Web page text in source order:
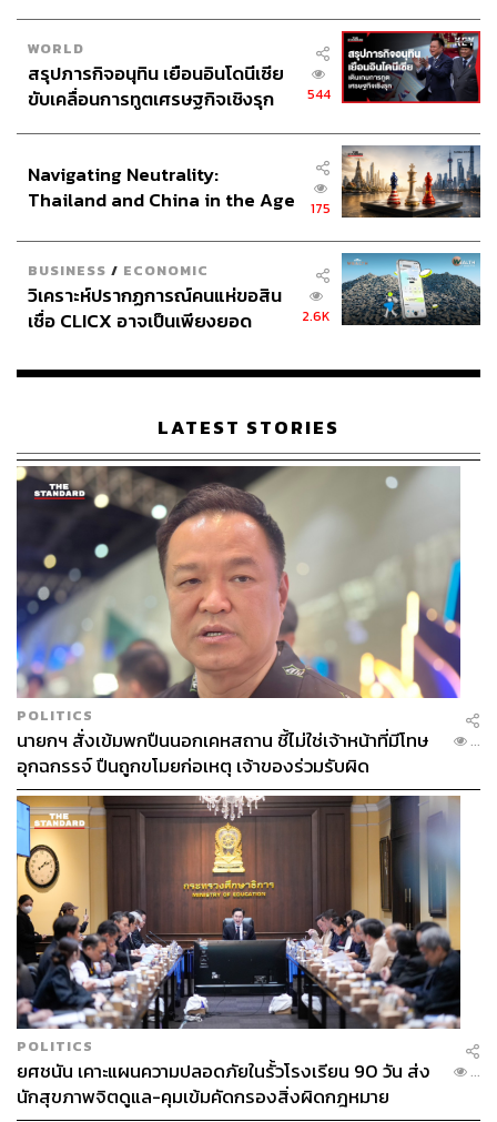
WORLD
สรุปภารกิจอนุทิน เยือนอินโดนีเซีย
ขับเคลื่อนการทูตเศรษฐกิจเชิงรุก
544
Navigating Neutrality:
Thailand and China in the Age
175
BUSINESS / ECONOMIC
วิเคราะห์ปรากฏการณ์คนแห่ขอสิน
เชื่อ CLICX อาจเป็นเพียงยอด
เรือนไทยที่ถูกซุกไว้
2.6K
LATEST STORIES
POLITICS
นายกฯ สั่งเข้มพกปืนนอกเคหสถาน ชี้ไม่ใช่เจ้าหน้าที่มีโทษ
อุกฉกรรจ์ ปืนถูกขโมยก่อเหตุ เจ้าของร่วมรับผิด
...
POLITICS
ยศชนัน เคาะแผนความปลอดภัยในรั้วโรงเรียน 90 วัน ส่ง
นักสุขภาพจิตดูแล-คุมเข้มคัดกรองสิ่งผิดกฎหมาย
...